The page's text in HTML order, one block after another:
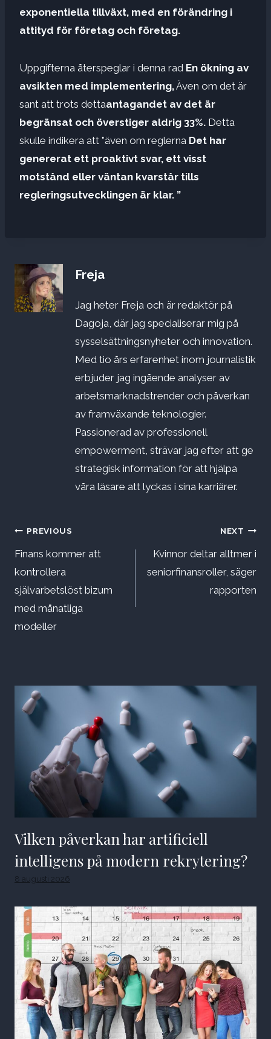
exponentiella tillväxt, med en förändring i
attityd för företag och företag.
Uppgifterna återspeglar i denna rad En ökning av
avsikten med implementering,Även om det är
sant att trots dettaantagandet av det är
begränsat och överstiger aldrig 33%. Detta
skulle indikera att ”även om reglerna Det har
genererat ett proaktivt svar, ett visst
motstånd eller väntan kvarstår tills
regleringsutvecklingen är klar. ”
Freja
Jag heter Freja och är redaktör på
Dagoja, där jag specialiserar mig på
sysselsättningsnyheter och innovation.
Med tio års erfarenhet inom journalistik
erbjuder jag ingående analyser av
arbetsmarknadstrender och påverkan
av framväxande teknologier.
Passionerad av professionell
empowerment, strävar jag efter att ge
strategisk information för att hjälpa
våra läsare att lyckas i sina karriärer.
Inläggsnavigering
PREVIOUS
Finans kommer att
kontrollera
självarbetslöst bizum
med månatliga
modeller
NEXT
Kvinnor deltar alltmer i
seniorfinansroller, säger
rapporten
Vilken påverkan har artificiell
intelligens på modern rekrytering?
8 augusti 2026